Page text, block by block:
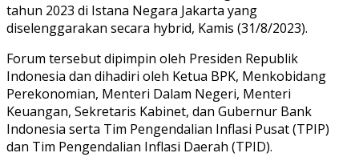
tahun 2023 di Istana Negara Jakarta yang
diselenggarakan secara hybrid, Kamis (31/8/2023).
Forum tersebut dipimpin oleh Presiden Republik
Indonesia dan dihadiri oleh Ketua BPK, Menkobidang
Perekonomian, Menteri Dalam Negeri, Menteri
Keuangan, Sekretaris Kabinet, dan Gubernur Bank
Indonesia serta Tim Pengendalian Inflasi Pusat (TPIP)
dan Tim Pengendalian Inflasi Daerah (TPID).